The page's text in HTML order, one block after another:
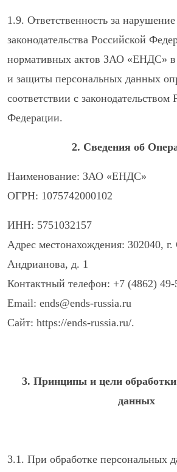
1.9. Ответственность за
законодательства Российской
нормативных актов ЗАО «ЕНДС» в
и защиты персональных данных
соответствии с законодательством
Федерации.
2. Сведения об
Наименование: ЗАО «ЕНДС»
ОГРН: 1075742000102
ИНН: 5751032157
Адрес местонахождения: 302040, г.
Андрианова, д. 1
Контактный телефон: +7 (4862) 49-
Email: ends@ends-russia.ru
Сайт: https://ends-russia.ru/.
3. Принципы и цели
данных
3.1. При обработке персональных